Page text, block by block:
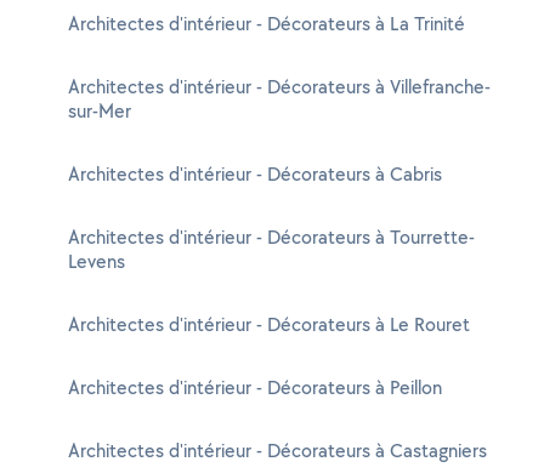
Architectes d'intérieur - Décorateurs à La Trinité
Architectes d'intérieur - Décorateurs à Villefranche-
sur-Mer
Architectes d'intérieur - Décorateurs à Cabris
Architectes d'intérieur - Décorateurs à Tourrette-
Levens
Architectes d'intérieur - Décorateurs à Le Rouret
Architectes d'intérieur - Décorateurs à Peillon
Architectes d'intérieur - Décorateurs à Castagniers